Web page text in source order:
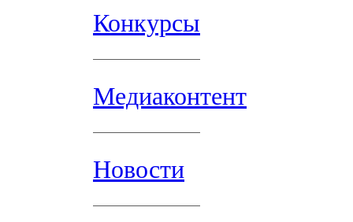
Конкурсы
Медиаконтент
Новости